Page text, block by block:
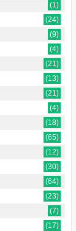
(1)
(24)
(9)
(4)
(21)
(13)
(21)
(4)
(18)
(65)
(12)
(30)
(64)
(23)
(7)
(17)